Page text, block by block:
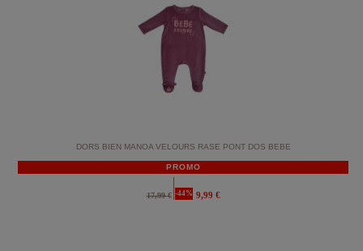
DORS BIEN MANOA VELOURS RASE PONT DOS BEBE
PROMO
17,99 € -44% 9,99 €